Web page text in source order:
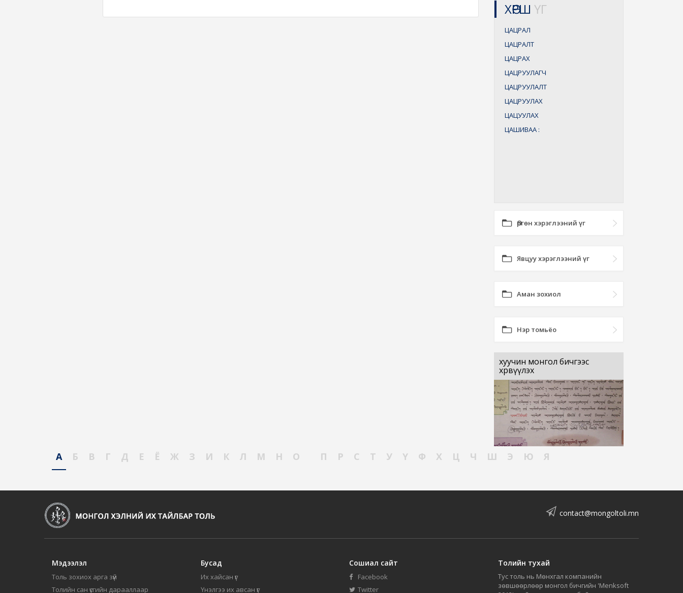
ХӨРШ ҮГ
ЦАЦРАЛ
ЦАЦРАЛТ
ЦАЦРАХ
ЦАЦРУУЛАГЧ
ЦАЦРУУЛАЛТ
ЦАЦРУУЛАХ
ЦАЦУУЛАХ
ЦАШИВАА :
Өргөн хэрэглээний үг
Явцуу хэрэглээний үг
Аман зохиол
Нэр томьёо
хуучин монгол бичгээс
хөрвүүлэх
А Б В Г Д Е Ё Ж З И К Л М Н О П Р С Т У Ү Ф Х Ц Ч Ш Э Ю Я
contact@mongoltoli.mn
Мэдээлэл
Толь зохиох арга зүй
Толийн сан үсгийн дарааллаар
Бусад
Их хайсан үг
Үнэлгээ их авсан үг
Сошиал сайт
Facebook
Twitter
Толийн тухай
Тус толь нь Мөнхгал компанийн
зөвшөөрлөөр монгол бичгийн 'Menksoft